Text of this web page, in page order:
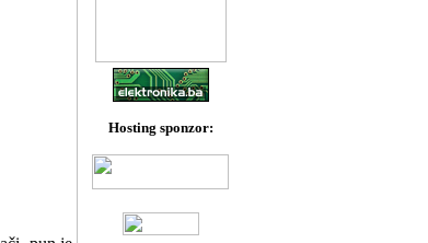
Hosting sponzor: